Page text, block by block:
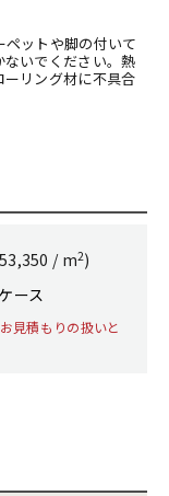
ットや脚の付いて
いでください。熱
リング材に不具合
/ m2)
ース
見積もりの扱いと